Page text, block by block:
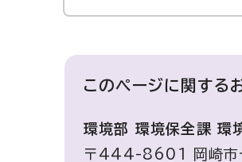
このページに関する
環境部 環境保全課 環
〒444-8601 岡崎市